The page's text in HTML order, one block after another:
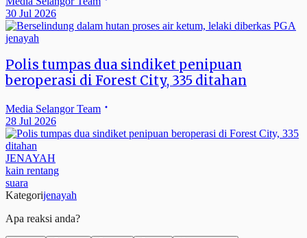
30 Jul 2026
jenayah
Polis tumpas dua sindiket penipuan
beroperasi di Forest City, 335 ditahan
Media Selangor Team
28 Jul 2026
JENAYAH
kain rentang
suara
Kategorijenayah
Apa reaksi anda?